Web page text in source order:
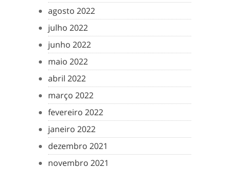
agosto 2022
julho 2022
junho 2022
maio 2022
abril 2022
março 2022
fevereiro 2022
janeiro 2022
dezembro 2021
novembro 2021